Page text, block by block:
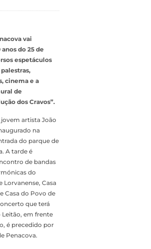
vai
anos do 25 de
espetáculos
cinema e a
de
dos Cravos”.
artista João
na
do parque de
A tarde é
de bandas
do
Lorvanense, Casa
Casa do Povo de
que terá
em frente
é precedido por
Penacova.